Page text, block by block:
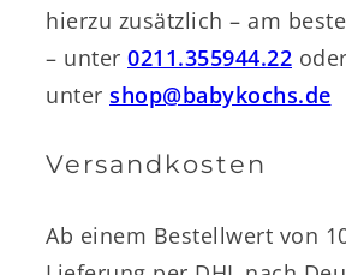
hierzu zusätzlich – am
– unter 0211.355944.22
unter shop@babykochs.de
Versandkosten
Ab einem Bestellwert von